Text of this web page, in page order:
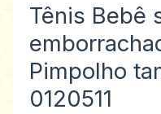
Tênis Bebê
Pimpolho
0120511